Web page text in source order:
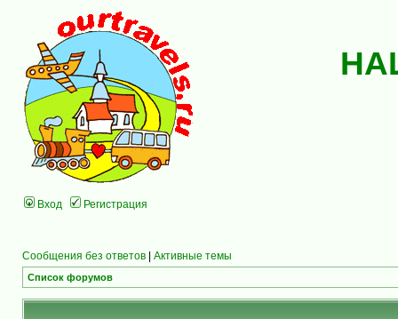
Вход Регистрация
Сообщения без ответов | Активные темы
Список форумов